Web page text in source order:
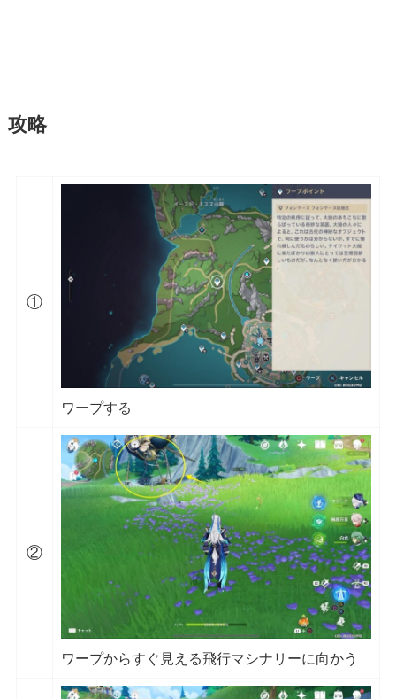
攻略
①
ワープする
②
ワープからすぐ見える飛行マシナリーに向かう